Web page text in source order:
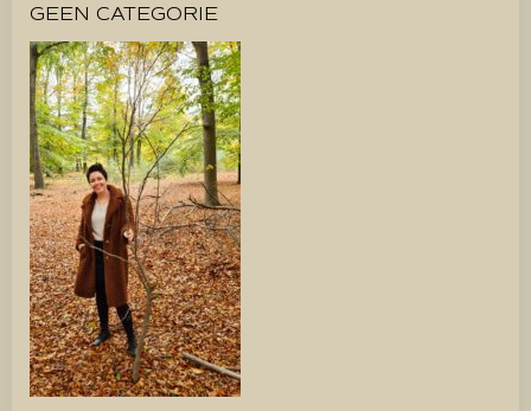
GEEN CATEGORIE